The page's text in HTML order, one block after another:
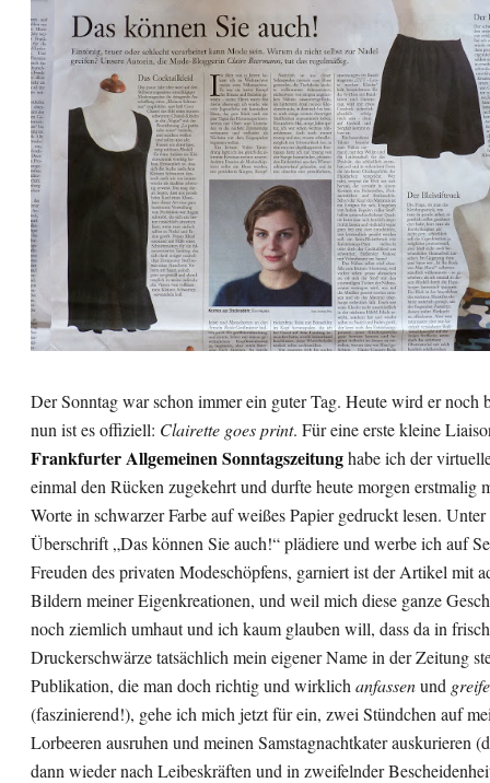
Der Sonntag war schon immer ein guter Tag. Heute wird er noch
nun ist es offiziell: Clairette goes print. Für eine erste kleine
Frankfurter Allgemeinen Sonntagszeitunghabe ich der
einmal den Rücken zugekehrt und durfte heute morgen erstmalig
Worte in schwarzer Farbe auf weißes Papier gedruckt lesen. Unter
Überschrift „Das können Sie auch!“ plädiere und werbe ich auf
Freuden des privaten Modeschöpfens, garniert ist der Artikel mit
Bildern meiner Eigenkreationen, und weil mich diese ganze
noch ziemlich umhaut und ich kaum glauben will, dass da in
Druckerschwärze tatsächlich mein eigener Name in der Zeitung
Publikation, die man doch richtig und wirklich anfassenund
(faszinierend!), gehe ich mich jetzt für ein, zwei Stündchen auf
Lorbeeren ausruhen und meinen Samstagnachtkater auskurieren
dann wieder nach Leibeskräften und in zweifelnder